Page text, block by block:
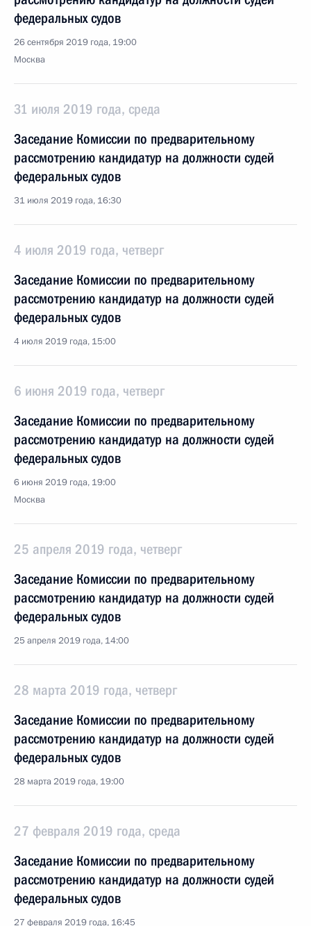
федеральных судов
26 сентября 2019 года, 19:00
Москва
31 июля 2019 года, среда
Заседание Комиссии по предварительному
рассмотрению кандидатур на должности судей
федеральных судов
31 июля 2019 года, 16:30
4 июля 2019 года, четверг
Заседание Комиссии по предварительному
рассмотрению кандидатур на должности судей
федеральных судов
4 июля 2019 года, 15:00
6 июня 2019 года, четверг
Заседание Комиссии по предварительному
рассмотрению кандидатур на должности судей
федеральных судов
6 июня 2019 года, 19:00
Москва
25 апреля 2019 года, четверг
Заседание Комиссии по предварительному
рассмотрению кандидатур на должности судей
федеральных судов
25 апреля 2019 года, 14:00
28 марта 2019 года, четверг
Заседание Комиссии по предварительному
рассмотрению кандидатур на должности судей
федеральных судов
28 марта 2019 года, 19:00
27 февраля 2019 года, среда
Заседание Комиссии по предварительному
рассмотрению кандидатур на должности судей
федеральных судов
27 февраля 2019 года, 16:45